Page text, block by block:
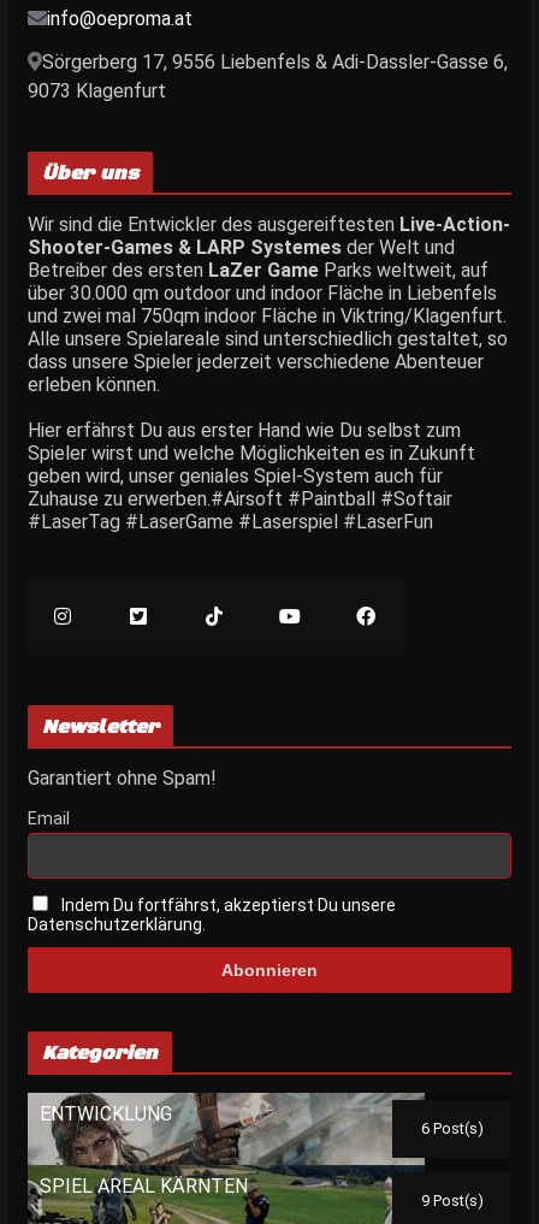
info@oeproma.at
Sörgerberg 17, 9556 Liebenfels & Adi-Dassler-Gasse 6,
9073 Klagenfurt
Über uns
Wir sind die Entwickler des ausgereiftesten Live-Action-
Shooter-Games & LARP Systemesder Welt und
Betreiber des ersten LaZer GameParks weltweit, auf
über 30.000 qm outdoor und indoor Fläche in Liebenfels
und zwei mal 750qm indoor Fläche in Viktring/Klagenfurt.
Alle unsere Spielareale sind unterschiedlich gestaltet, so
dass unsere Spieler jederzeit verschiedene Abenteuer
erleben können.
Hier erfährst Du aus erster Hand wie Du selbst zum
Spieler wirst und welche Möglichkeiten es in Zukunft
geben wird, unser geniales Spiel-System auch für
Zuhause zu erwerben.#Airsoft #Paintball #Softair
#LaserTag #LaserGame #Laserspiel #LaserFun
Newsletter
Garantiert ohne Spam!
Email
Indem Du fortfährst, akzeptierst Du unsere
Datenschutzerklärung.
Kategorien
ENTWICKLUNG
6 Post(s)
SPIEL AREAL KÄRNTEN
9 Post(s)